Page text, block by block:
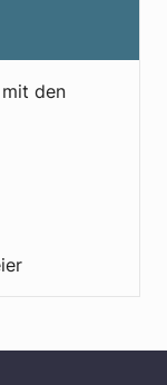
den